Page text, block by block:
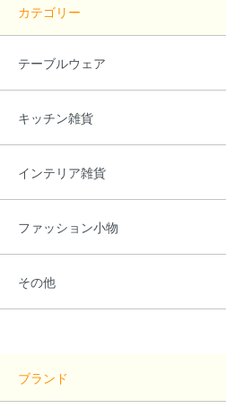
カテゴリー
テーブルウェア
キッチン雑貨
インテリア雑貨
ファッション小物
その他
ブランド